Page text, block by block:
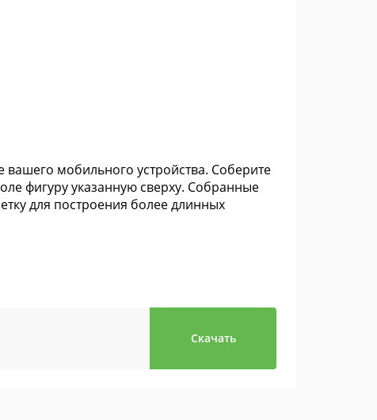
мобильного устройства. Соберите
фигуру указанную сверху. Собранные
для построения более длинных
Скачать